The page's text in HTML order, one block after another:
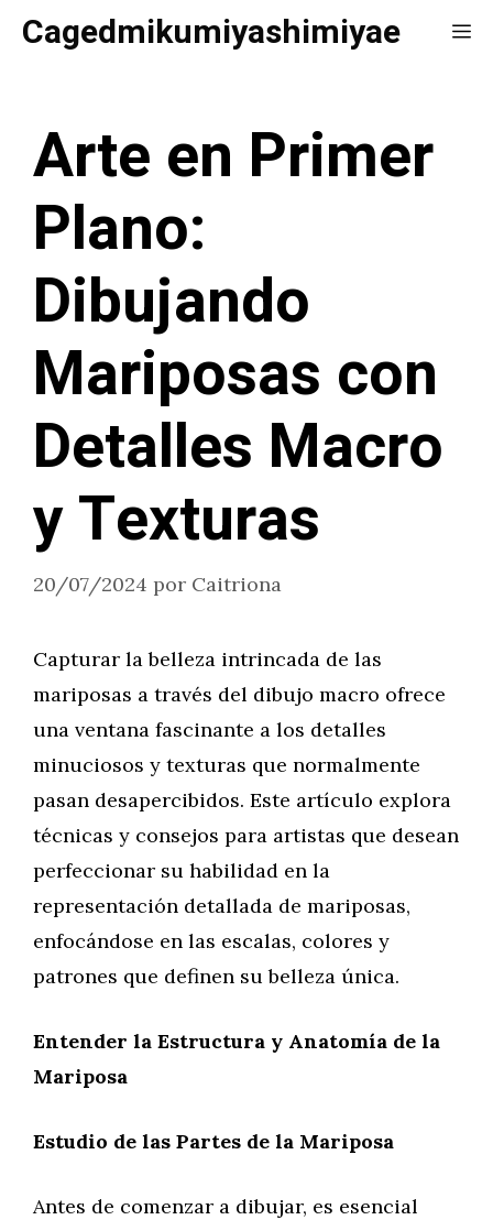
SaltarCagedmikumiyashimiyae
Arte en Primer
Plano:
Dibujando
Mariposas con
Detalles Macro
y Texturas
20/07/2024 por Caitriona
Capturar la belleza intrincada de las
mariposas a través del dibujo macro ofrece
una ventana fascinante a los detalles
minuciosos y texturas que normalmente
pasan desapercibidos. Este artículo explora
técnicas y consejos para artistas que desean
perfeccionar su habilidad en la
representación detallada de mariposas,
enfocándose en las escalas, colores y
patrones que definen su belleza única.
Entender la Estructura y Anatomía de la
Mariposa
Estudio de las Partes de la Mariposa
Antes de comenzar a dibujar, es esencial